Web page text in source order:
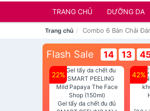
TRANG CHỦ DƯỠNG DA
Trang chủ Combo 6 Bàn Chải
Flash Sale 14 13
22%
Gel tẩy da chết đu đủ
42%